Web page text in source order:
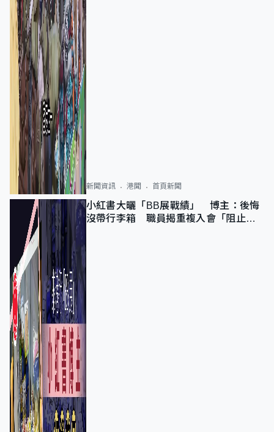
新聞資訊 港聞 首頁新聞
小紅書大曬「BB展戰績」 博主：後悔
沒帶行李箱 職員揭重複入會「阻止唔